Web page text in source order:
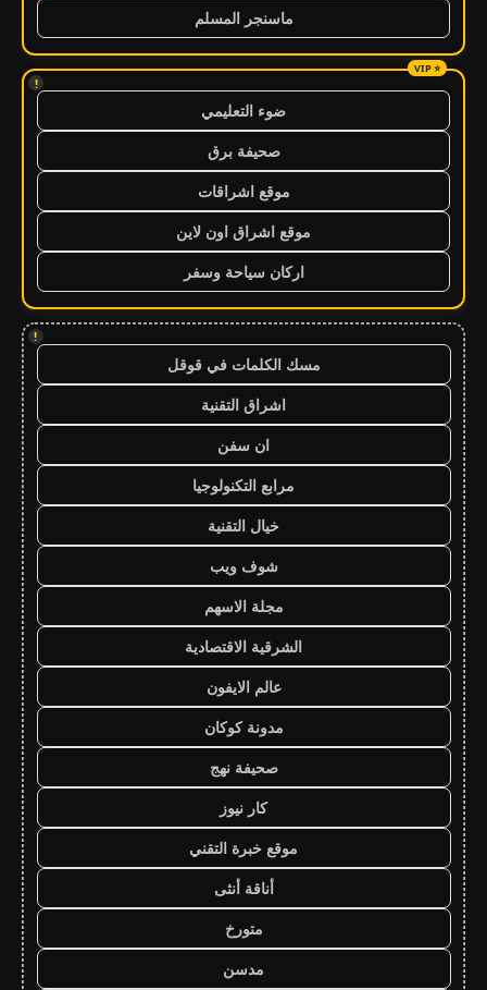
ماسنجر المسلم
!
ضوء التعليمي
صحيفة برق
موقع اشراقات
موقع اشراق اون لاين
اركان سياحة وسفر
!
مسك الكلمات في قوقل
اشراق التقنية
ان سفن
مرابع التكنولوجيا
خيال التقنية
شوف ويب
مجلة الاسهم
الشرقية الاقتصادية
عالم الايفون
مدونة كوكان
صحيفة نهج
كار نيوز
موقع خبرة التقني
أناقة أنثى
متورخ
مدسن